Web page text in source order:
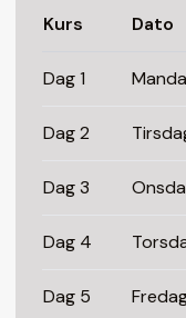
Kurs Dato
Dag 1
Dag 2
Dag 3
Dag 4
Dag 5